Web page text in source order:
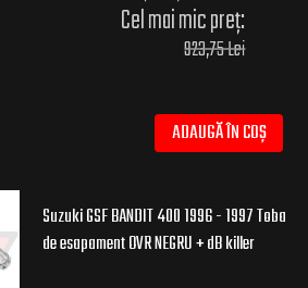
Cel mai mic preț:
923,75 Lei
ADAUGĂ ÎN COȘ
Suzuki GSF BANDIT 400 1996 - 1997 Toba
de esapament OVR NEGRU + dB killer